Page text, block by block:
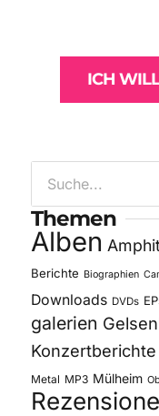
ICH
Themen
Alben
Berichte Biographien
Downloads DVDs
galerien
Konzertberichte
Metal MP3 Mülheim